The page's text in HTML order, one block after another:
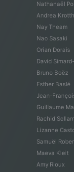
Nathanaël
Andrea
Nay Theam
Nao Sasaki
Orian Dorais
David
Bruno Boëz
Esther Baslé
Jean-
Guillaume
Rachid
Lizanne
Samuël
Maeva Kleit
Amy Rioux